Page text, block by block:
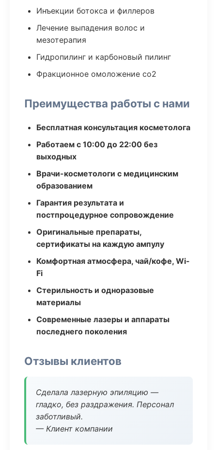
Инъекции ботокса и филлеров
Лечение выпадения волос и
мезотерапия
Гидропилинг и карбоновый пилинг
Фракционное омоложение co2
Преимущества работы с нами
Бесплатная консультация косметолога
Работаем с 10:00 до 22:00 без
выходных
Врачи-косметологи с медицинским
образованием
Гарантия результата и
постпроцедурное сопровождение
Оригинальные препараты,
сертификаты на каждую ампулу
Комфортная атмосфера, чай/кофе, Wi-
Fi
Стерильность и одноразовые
материалы
Современные лазеры и аппараты
последнего поколения
Отзывы клиентов
Сделала лазерную эпиляцию —
гладко, без раздражения. Персонал
заботливый.
— Клиент компании